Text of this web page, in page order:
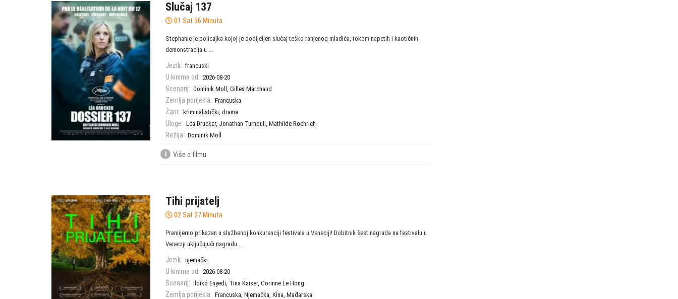
Slučaj 137
01 Sat 56 Minuta
Stephanie je policajka kojoj je dodijeljen slučaj teško ranjenog mladića, tokom napetih i kaotičnih
demonstracija u ...
Jezik: francuski
U kinima od: 2026-08-20
Scenarij: Dominik Moll , Gilles Marchand
Zemlja porijekla: Francuska
Žanr: kriminalistički, drama
Uloge: Léa Drucker, Jonathan Turnbull , Mathilde Roehrich
Režija: Dominik Moll
Više o filmu
Tihi prijatelj
02 Sat 27 Minuta
Premijerno prikazan u službenoj konkurenciji festivala u Veneciji! Dobitnik šest nagrada na festivalu u
Veneciji uključujući nagradu ...
Jezik: njemački
U kinima od: 2026-08-20
Scenarij: Ildikó Enyedi, Tina Kaiser, Corinne Le Hong
Zemlja porijekla: Francuska, Njemačka, Kina, Mađarska